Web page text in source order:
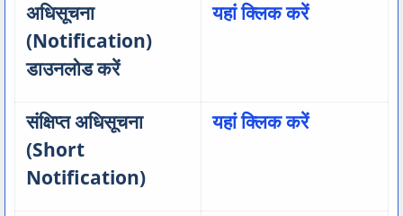
अधिसूचना
(Notification)
डाउनलोड करें
यहां क्लिक करें
संक्षिप्त अधिसूचना
(Short
Notification)
यहां क्लिक करें